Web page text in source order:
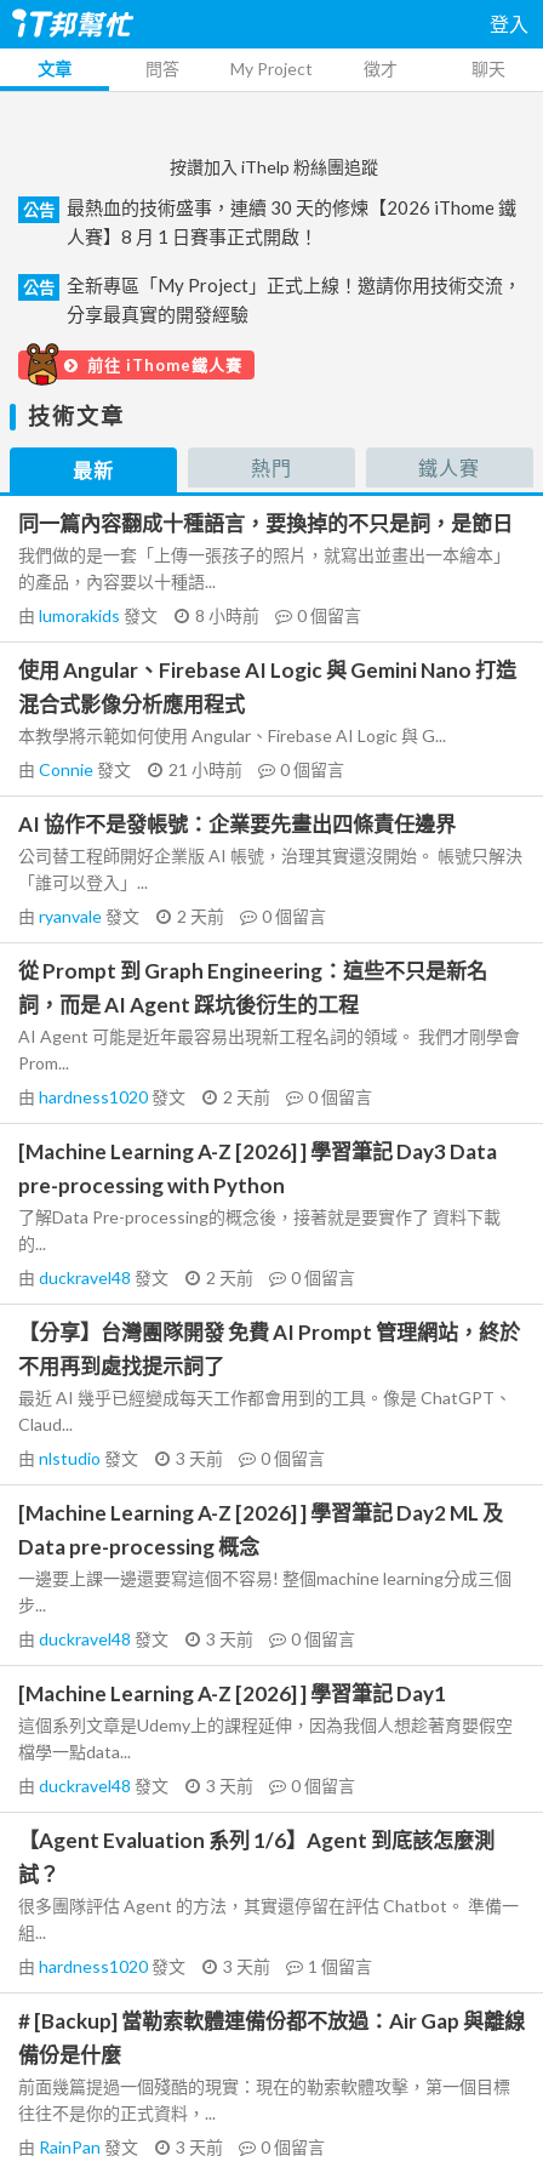
登入
文章 問答 My Project 徵才 聊天
按讚加入 iThelp 粉絲團追蹤
公告
最熱血的技術盛事，連續 30 天的修煉【2026 iThome 鐵
人賽】8 月 1 日賽事正式開啟！
公告
全新專區「My Project」正式上線！邀請你用技術交流，
分享最真實的開發經驗
前往 iThome鐵人賽
技術文章
最新 熱門 鐵人賽
同一篇內容翻成十種語言，要換掉的不只是詞，是節日
我們做的是一套「上傳一張孩子的照片，就寫出並畫出一本繪本」
的產品，內容要以十種語...
由 lumorakids 發文 8 小時前 0個留言
使用 Angular、Firebase AI Logic 與 Gemini Nano 打造
混合式影像分析應用程式
本教學將示範如何使用 Angular、Firebase AI Logic 與 G...
由 Connie發文 21 小時前 0個留言
AI 協作不是發帳號：企業要先畫出四條責任邊界
公司替工程師開好企業版 AI 帳號，治理其實還沒開始。 帳號只解決
「誰可以登入」...
由 ryanvale發文 2 天前 0個留言
從 Prompt 到 Graph Engineering：這些不只是新名
詞，而是 AI Agent 踩坑後衍生的工程
AI Agent 可能是近年最容易出現新工程名詞的領域。 我們才剛學會
Prom...
由 hardness1020發文 2 天前 0個留言
[Machine Learning A-Z [2026] ] 學習筆記 Day3 Data
pre-processing with Python
了解Data Pre-processing的概念後，接著就是要實作了 資料下載
的...
由 duckravel48 發文 2 天前 0個留言
【分享】台灣團隊開發 免費 AI Prompt 管理網站，終於
不用再到處找提示詞了
最近 AI 幾乎已經變成每天工作都會用到的工具。像是 ChatGPT、
Claud...
由 nlstudio 發文 3 天前 0個留言
[Machine Learning A-Z [2026] ] 學習筆記 Day2 ML 及
Data pre-processing 概念
一邊要上課一邊還要寫這個不容易! 整個machine learning分成三個
步...
由 duckravel48 發文 3 天前 0個留言
[Machine Learning A-Z [2026] ] 學習筆記 Day1
這個系列文章是Udemy上的課程延伸，因為我個人想趁著育嬰假空
檔學一點data...
由 duckravel48 發文 3 天前 0個留言
【Agent Evaluation 系列 1/6】Agent 到底該怎麼測
試？
很多團隊評估 Agent 的方法，其實還停留在評估 Chatbot。 準備一
組...
由 hardness1020發文 3 天前 1 個留言
# [Backup] 當勒索軟體連備份都不放過：Air Gap 與離線
備份是什麼
前面幾篇提過一個殘酷的現實：現在的勒索軟體攻擊，第一個目標
往往不是你的正式資料，...
由 RainPan 發文 3 天前 0個留言